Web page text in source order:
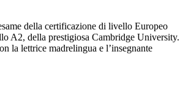
della certificazione di livello Europeo
A2, della prestigiosa Cambridge University.
la lettrice madrelingua e l’insegnante